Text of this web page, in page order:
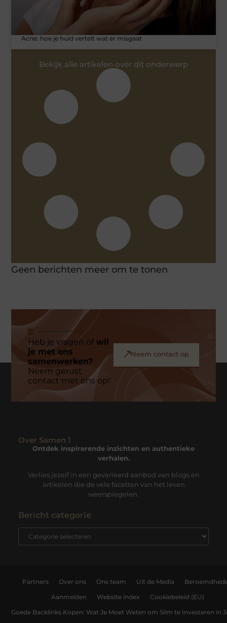
Acne: hoe je huid vertelt wat er misgaat
Bekijk alle artikelen over dit onderwerp
Geen berichten meer om te tonen
Heb je vragen ofwil
je met ons
samenwerken?
Neem gerust
contact met ons op!
Neem contact op
Over Samen 1
Ontdek inspirerende inzichten en authentieke
verhalen.
Verlies jezelf in een gevarieerd aanbod van blogs en
artikelen die de vele facetten van het leven
weerspiegelen.
Bericht categorie
Partners Over ons Ons team Uit de Media
Aanmelden Website index Cookiebeleid (EU)
Goede Backlinks Kopen: Wat Je Moet Weten om Slim te Investeren in